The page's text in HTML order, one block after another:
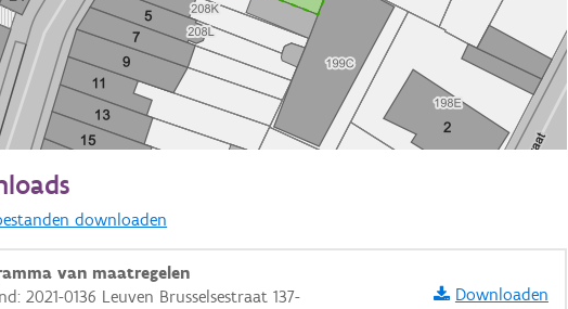
Vlaanderen
downloaden
van maatregelen
2021-0136 Leuven Brusselsestraat 137-
Downloaden